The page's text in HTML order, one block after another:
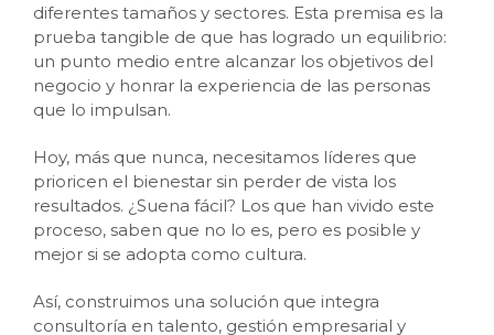
diferentes tamaños y sectores. Esta premisa es la
prueba tangible de que has logrado un equilibrio:
un punto medio entre alcanzar los objetivos del
negocio y honrar la experiencia de las personas
que lo impulsan.
Hoy, más que nunca, necesitamos líderes que
prioricen el bienestar sin perder de vista los
resultados. ¿Suena fácil? Los que han vivido este
proceso, saben que no lo es, pero es posible y
mejor si se adopta como cultura.
Así, construimos una solución que integra
consultoría en talento, gestión empresarial y